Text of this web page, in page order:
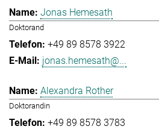
Jonas Hemesath
Doktorand
+49 89 8578 3922
jonas.hemesath@...
Alexandra Rother
Doktorandin
+49 89 8578 3783